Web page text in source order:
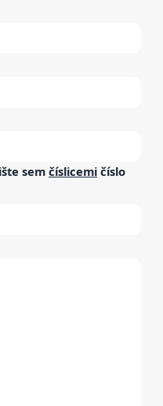
sem číslicemi číslo